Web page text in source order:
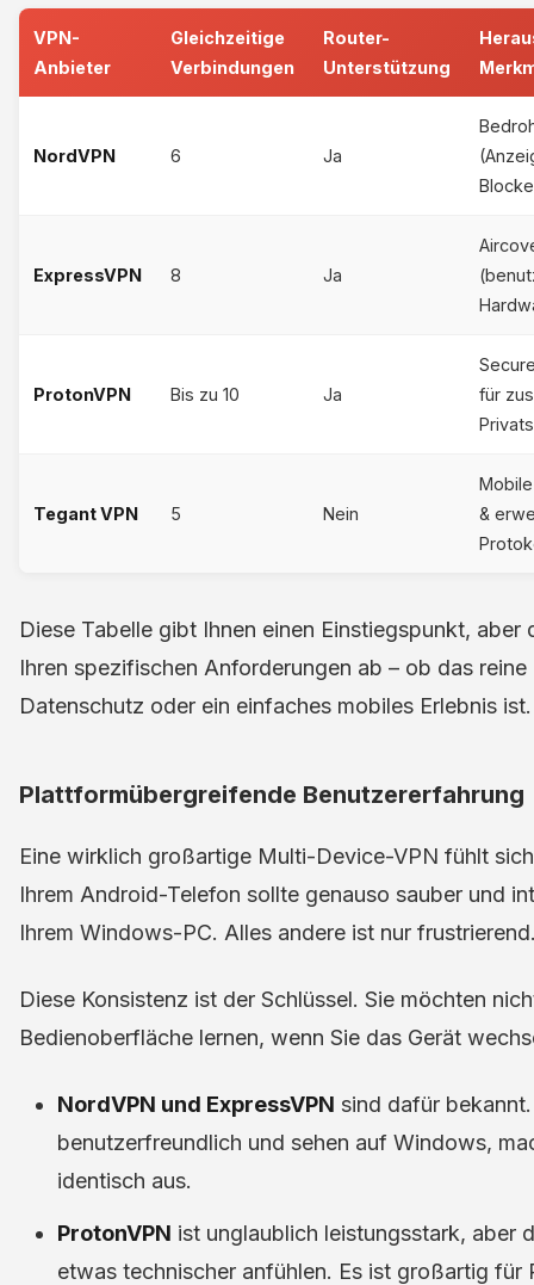
VPN-
Anbieter
Gleichzeitige
Verbindungen
Router-
Unterstützung
NordVPN 6 Ja
ExpressVPN 8 Ja
ProtonVPN Bis zu 10 Ja
für
Tegant VPN 5 Nein
&
Diese Tabelle gibt Ihnen einen Einstiegspunkt,
Ihren spezifischen Anforderungen ab – ob das
Datenschutz oder ein einfaches mobiles Erlebnis ist.
Plattformübergreifende Benutzererfahrung
Eine wirklich großartige Multi-Device-VPN fühlt
Ihrem Android-Telefon sollte genauso sauber und
Ihrem Windows-PC. Alles andere ist nur
Diese Konsistenz ist der Schlüssel. Sie möchten
Bedienoberfläche lernen, wenn Sie das Gerät
NordVPN und ExpressVPN sind dafür
benutzerfreundlich und sehen auf Windows,
identisch aus.
ProtonVPN ist unglaublich leistungsstark, aber
etwas technischer anfühlen. Es ist großartig für